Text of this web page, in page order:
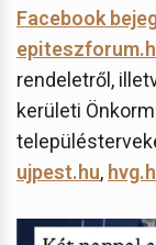
Facebook
rendeletről,
kerületi
ujpest.hu,